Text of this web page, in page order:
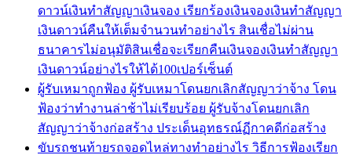
ดาวน์เงินทำสัญญาเงินจอง เรียกร้องเงินจองเงินทำสัญญา
เงินดาวน์คืนให้เต็มจำนวนทำอย่างไร สินเชื่อไม่ผ่าน
ธนาคารไม่อนุมัติสินเชื่อจะเรียกคืนเงินจองเงินทำสัญญา
เงินดาวน์อย่างไรให้ได้100เปอร์เซ็นต์
ผู้รับเหมาถูกฟ้อง ผู้รับเหมาโดนยกเลิกสัญญาว่าจ้าง โดน
ฟ้องว่าทำงานล่าช้าไม่เรียบร้อย ผู้รับจ้างโดนยกเลิก
สัญญาว่าจ้างก่อสร้าง ประเด็นอุทธรณ์ฏีกาคดีก่อสร้าง
ขับรถชนท้ายรถจอดไหล่ทางทำอย่างไร วิธีการฟ้องเรียก